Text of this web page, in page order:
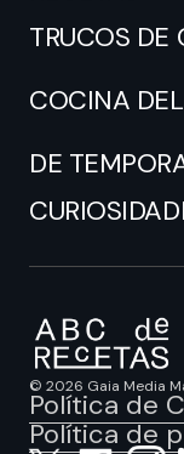
TRUCOS DE
COCINA
DE
© 2026 Gaia Media
Política de
Política de